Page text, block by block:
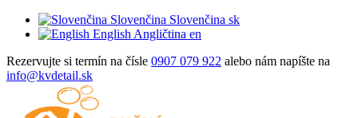
Slovenčina Slovenčina sk
English Angličtina en
Rezervujte si termín na čísle 0907 079 922 alebo nám napíšte na
info@kvdetail.sk